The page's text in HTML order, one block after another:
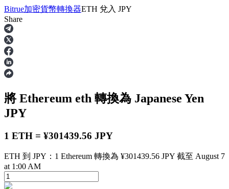
合約
USDT永續
多種以USDT結算的永續合約
Bitrue加密貨幣轉換器ETH 兌入 JPY
Share
將 Ethereum eth 轉換為 Japanese Yen
JPY
1 ETH = ¥301439.56 JPY
ETH 到 JPY：1 Ethereum 轉換為 ¥301439.56 JPY 截至 August 7
at 1:00 AM